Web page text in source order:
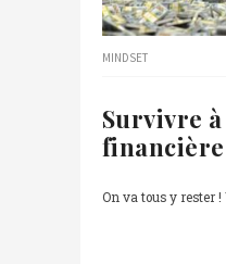
MINDSET
Survivre à
financière
On va tous y rester !